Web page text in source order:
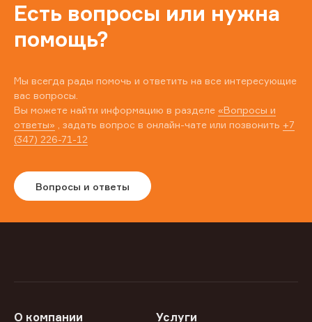
Есть вопросы или нужна
помощь?
Мы всегда рады помочь и ответить на все интересующие
вас вопросы.
Вы можете найти информацию в разделе «Вопросы и
ответы» , задать вопрос в онлайн-чате или позвонить +7
(347) 226-71-12
Вопросы и ответы
О компании Услуги